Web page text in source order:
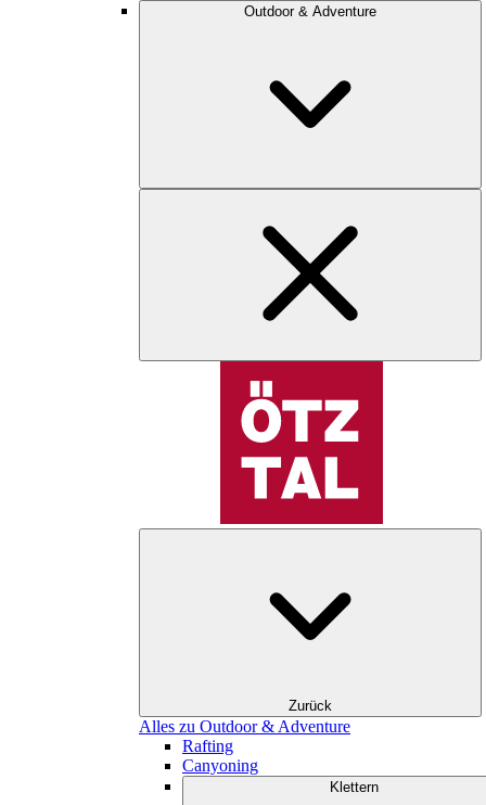
Outdoor & Adventure
Zurück
Alles zu Outdoor & Adventure
Rafting
Canyoning
Klettern